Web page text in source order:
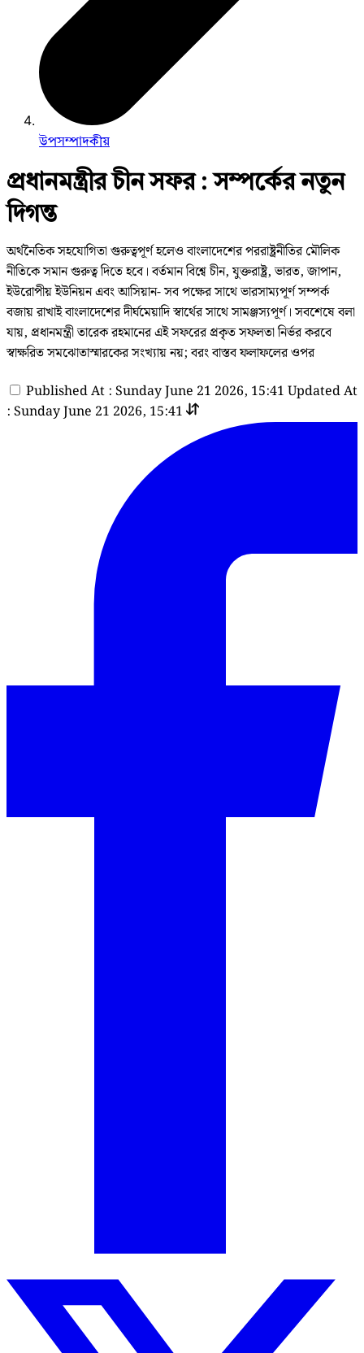
উপসম্পাদকীয়
প্রধানমন্ত্রীর চীন সফর : সম্পর্কের নতুন
দিগন্ত
অর্থনৈতিক সহযোগিতা গুরুত্বপূর্ণ হলেও বাংলাদেশের পররাষ্ট্রনীতির মৌলিক
নীতিকে সমান গুরুত্ব দিতে হবে। বর্তমান বিশ্বে চীন, যুক্তরাষ্ট্র, ভারত, জাপান,
ইউরোপীয় ইউনিয়ন এবং আসিয়ান- সব পক্ষের সাথে ভারসাম্যপূর্ণ সম্পর্ক
বজায় রাখাই বাংলাদেশের দীর্ঘমেয়াদি স্বার্থের সাথে সামঞ্জস্যপূর্ণ। সবশেষে বলা
যায়, প্রধানমন্ত্রী তারেক রহমানের এই সফরের প্রকৃত সফলতা নির্ভর করবে
স্বাক্ষরিত সমঝোতাস্মারকের সংখ্যায় নয়; বরং বাস্তব ফলাফলের ওপর
Published At : Sunday June 21 2026, 15:41 Updated At
: Sunday June 21 2026, 15:41